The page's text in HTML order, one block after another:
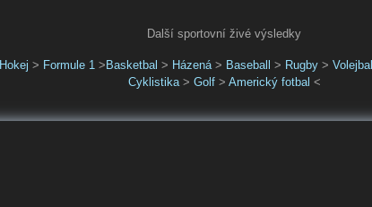
Další sportovní živé výsledky
Hokej > Formule 1 > Basketbal > Házená> Baseball > Rugby> Volejbal
Cyklistika> Golf> Americký fotbal <